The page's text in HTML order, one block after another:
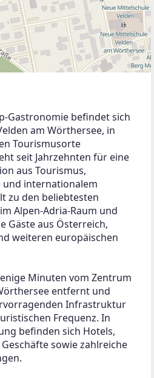
Gastronomie befindet sich
am Wörthersee, in
Tourismusorte
seit Jahrzehnten für eine
aus Tourismus,
und internationalem
zu den beliebtesten
Alpen-Adria-Raum und
Gäste aus Österreich,
weiteren europäischen
Minuten vom Zentrum
entfernt und
Infrastruktur
Frequenz. In
befinden sich Hotels,
sowie zahlreiche